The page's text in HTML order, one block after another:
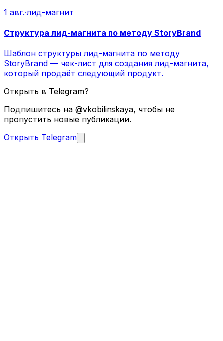
1 авг.·лид-магнит
Структура лид-магнита по методу StoryBrand
Шаблон структуры лид-магнита по методу
StoryBrand — чек-лист для создания лид-магнита,
который продаёт следующий продукт.
Открыть в Telegram?
Подпишитесь на @vkobilinskaya, чтобы не
пропустить новые публикации.
Открыть Telegram